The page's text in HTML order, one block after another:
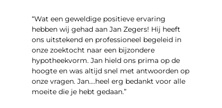
“Wat een geweldige positieve ervaring
hebben wij gehad aan Jan Zegers! Hij heeft
ons uitstekend en professioneel begeleid in
onze zoektocht naar een bijzondere
hypotheekvorm. Jan hield ons prima op de
hoogte en was altijd snel met antwoorden op
onze vragen. Jan....heel erg bedankt voor alle
moeite die je hebt gedaan.”